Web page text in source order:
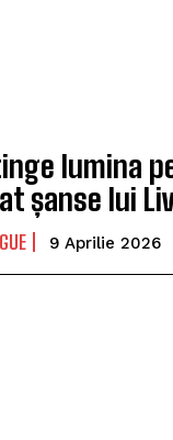
lumina
șanse lui
9 Aprilie 2026